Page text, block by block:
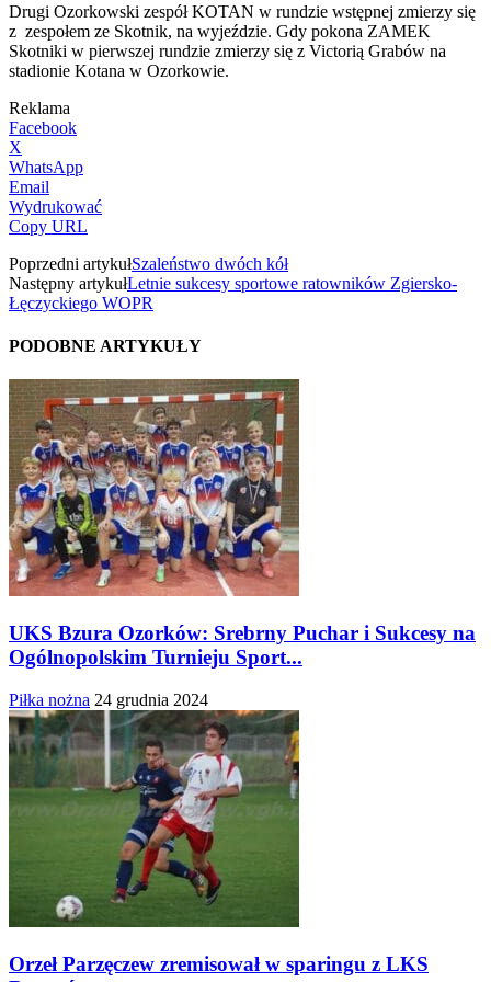
Drugi Ozorkowski zespół KOTAN w rundzie wstępnej zmierzy się
z zespołem ze Skotnik, na wyjeździe. Gdy pokona ZAMEK
Skotniki w pierwszej rundzie zmierzy się z Victorią Grabów na
stadionie Kotana w Ozorkowie.
Reklama
Facebook
X
WhatsApp
Email
Wydrukować
Copy URL
Poprzedni artykułSzaleństwo dwóch kół
Następny artykułLetnie sukcesy sportowe ratowników Zgiersko-
Łęczyckiego WOPR
PODOBNE ARTYKUŁY
UKS Bzura Ozorków: Srebrny Puchar i Sukcesy na
Ogólnopolskim Turnieju Sport...
Piłka nożna 24 grudnia 2024
Orzeł Parzęczew zremisował w sparingu z LKS